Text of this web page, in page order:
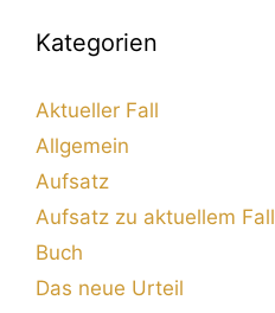
Kategorien
Aktueller Fall
Allgemein
Aufsatz
Aufsatz zu aktuellem Fall
Buch
Das neue Urteil